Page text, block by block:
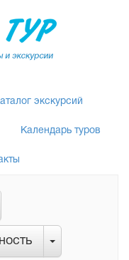
экскурсий
Календарь туров